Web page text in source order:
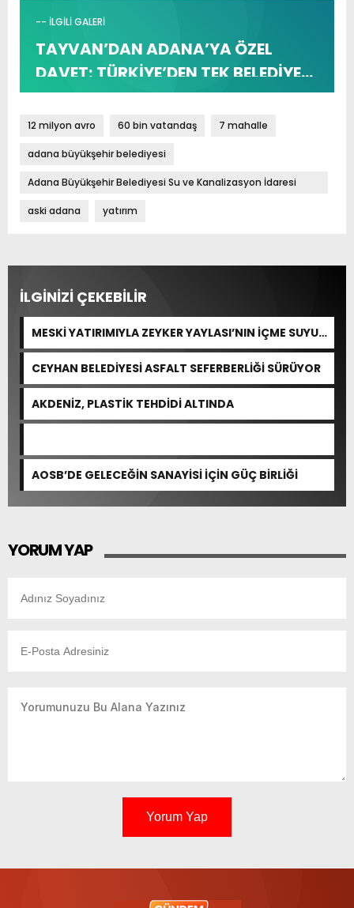
-- İLGİLİ GALERİ
TAYVAN’DAN ADANA’YA ÖZEL
DAVET; TÜRKİYE’DEN TEK BELEDİYE
ADANA BÜYÜKŞEHİR BELEDİYESİ
12 milyon avro 60 bin vatandaş 7 mahalle
adana büyükşehir belediyesi
Adana Büyükşehir Belediyesi Su ve Kanalizasyon İdaresi
(ASKİ)
aski adana yatırım
İLGİNİZİ ÇEKEBİLİR
MESKİ YATIRIMIYLA ZEYKER YAYLASI’NIN İÇME SUYU
KAPASİTESİ GÜÇLENDİRİLDİ
CEYHAN BELEDİYESİ ASFALT SEFERBERLİĞİ SÜRÜYOR
AKDENİZ, PLASTİK TEHDİDİ ALTINDA
AOSB’DE GELECEĞİN SANAYİSİ İÇİN GÜÇ BİRLİĞİ
YORUM YAP
Yorum Yap